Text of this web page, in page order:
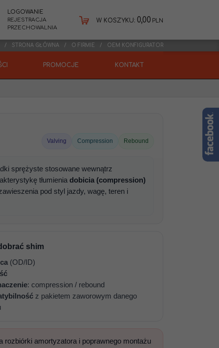
LOGOWANIE
REJESTRACJA
PRZECHOWALNIA
W KOSZYKU: 0,00 PLN
STRONA GŁÓWNA O FIRMIE OEM KONFIGURATOR
PROMOCJE KONTAKT
Valving Compression Rebound
sprężyste stosowane wewnątrz
tłumienia dobicia (compression)
pod styl jazdy, wagę, teren i
shim
(OD/ID)
: compression / rebound
z pakietem zaworowym danego
amortyzatora i poprawnego montażu